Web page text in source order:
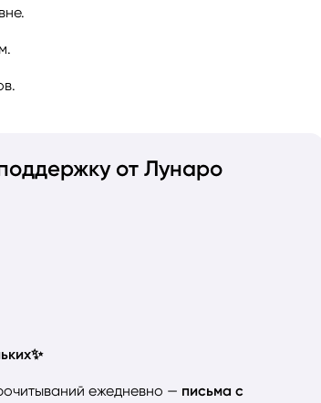
от Лунаро
ежедневно — письма с